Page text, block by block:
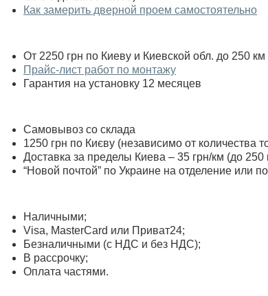
Как замерить дверной проем самостоятельно
От 2250 грн по Киеву и Киевской обл. до 250 км
Прайс-лист работ по монтажу
Гарантия на установку 12 месяцев
Самовывоз со склада
1250 грн по Києву (независимо от количества
Доставка за пределы Киева – 35 грн/км (до 250
“Новой почтой” по Украине на отделение или
Наличными;
Visa, MasterСard или Приват24;
Безналичными (с НДС и без НДС);
В рассрочку;
Оплата частями.